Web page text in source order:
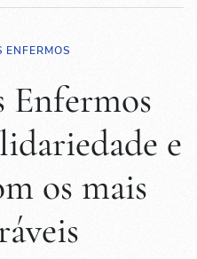
ENFERMOS
Enfermos
e
os mais